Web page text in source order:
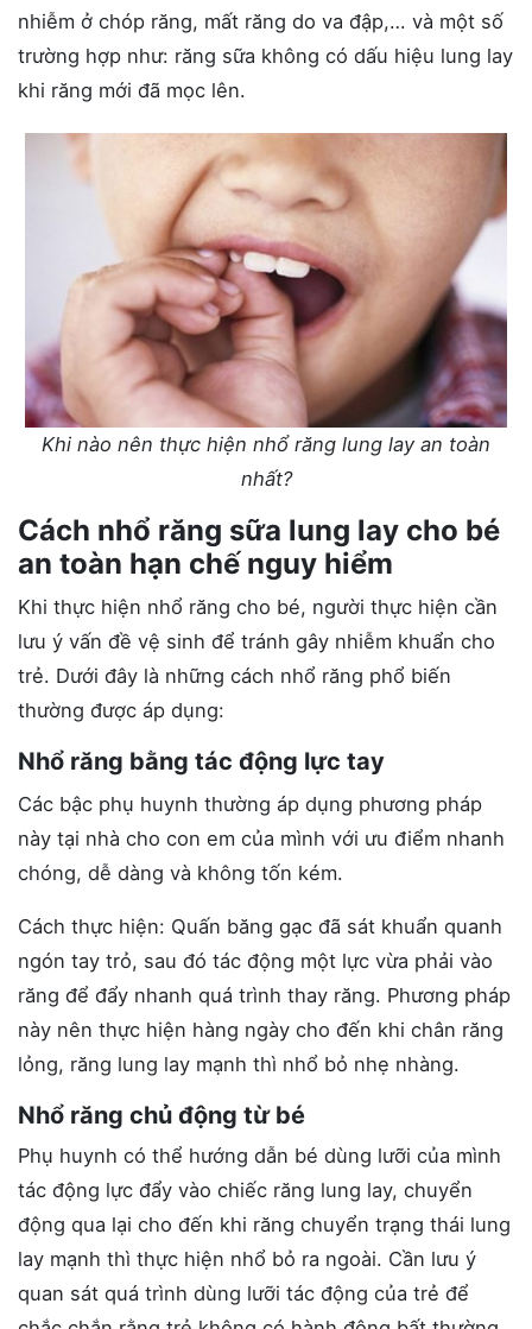
nhiễm ở chóp răng, mất răng do va đập,… và một số
trường hợp như: răng sữa không có dấu hiệu lung lay
khi răng mới đã mọc lên.
Khi nào nên thực hiện nhổ răng lung lay an toàn
nhất?
Cách nhổ răng sữa lung lay cho bé
an toàn hạn chế nguy hiểm
Khi thực hiện nhổ răng cho bé, người thực hiện cần
lưu ý vấn đề vệ sinh để tránh gây nhiễm khuẩn cho
trẻ. Dưới đây là những cách nhổ răng phổ biến
thường được áp dụng:
Nhổ răng bằng tác động lực tay
Các bậc phụ huynh thường áp dụng phương pháp
này tại nhà cho con em của mình với ưu điểm nhanh
chóng, dễ dàng và không tốn kém.
Cách thực hiện: Quấn băng gạc đã sát khuẩn quanh
ngón tay trỏ, sau đó tác động một lực vừa phải vào
răng để đẩy nhanh quá trình thay răng. Phương pháp
này nên thực hiện hàng ngày cho đến khi chân răng
lỏng, răng lung lay mạnh thì nhổ bỏ nhẹ nhàng.
Nhổ răng chủ động từ bé
Phụ huynh có thể hướng dẫn bé dùng lưỡi của mình
tác động lực đẩy vào chiếc răng lung lay, chuyển
động qua lại cho đến khi răng chuyển trạng thái lung
lay mạnh thì thực hiện nhổ bỏ ra ngoài. Cần lưu ý
quan sát quá trình dùng lưỡi tác động của trẻ để